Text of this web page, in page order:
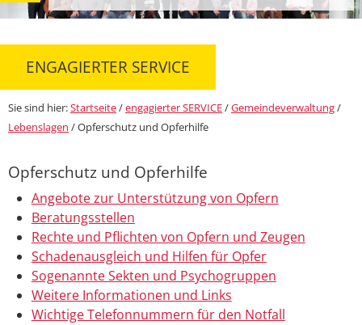
ENGAGIERTER SERVICE
Sie sind hier:Startseite/engagierter SERVICE/Gemeindeverwaltung/
Lebenslagen /Opferschutz und Opferhilfe
Opferschutz und Opferhilfe
Angebote zur Unterstützung von Opfern
Beratungsstellen
Rechte und Pflichten von Opfern und Zeugen
Schadenausgleich und Hilfen für Opfer
Sogenannte Sekten und Psychogruppen
Weitere Informationen und Links
Wichtige Telefonnummern für den Notfall